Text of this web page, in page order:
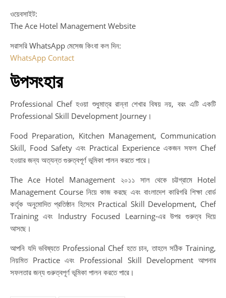
ওয়েবসাইট:
The Ace Hotel Management Website
সরাসরি WhatsApp মেসেজ কিংবা কল দিন:
WhatsApp Contact
উপসংহার
Professional Chef হওয়া শুধুমাত্র রান্না শেখার বিষয় নয়, বরং এটি একটি
Professional Skill Development Journey।
Food Preparation, Kitchen Management, Communication
Skill, Food Safety এবং Practical Experience একজন সফল Chef
হওয়ার জন্য অত্যন্ত গুরুত্বপূর্ণ ভূমিকা পালন করতে পারে।
The Ace Hotel Management ২০১১ সাল থেকে চট্টগ্রামে Hotel
Management Course নিয়ে কাজ করছে এবং বাংলাদেশ কারিগরি শিক্ষা বোর্ড
কর্তৃক অনুমোদিত প্রতিষ্ঠান হিসেবে Practical Skill Development, Chef
Training এবং Industry Focused Learning-এর উপর গুরুত্ব দিয়ে
আসছে।
আপনি যদি ভবিষ্যতে Professional Chef হতে চান, তাহলে সঠিক Training,
নিয়মিত Practice এবং Professional Skill Development আপনার
সফলতার জন্য গুরুত্বপূর্ণ ভূমিকা পালন করতে পারে।